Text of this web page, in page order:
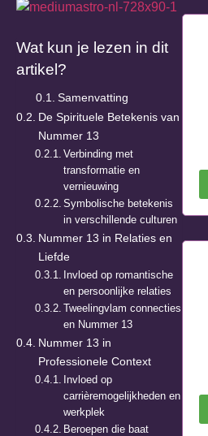
Wat kun je lezen in dit
artikel?
Samenvatting
De Spirituele Betekenis van
Nummer 13
Verbinding met
transformatie en
vernieuwing
Symbolische betekenis
in verschillende culturen
Nummer 13 in Relaties en
Liefde
Invloed op romantische
en persoonlijke relaties
Tweelingvlam connecties
en Nummer 13
Nummer 13 in
Professionele Context
Invloed op
carrièremogelijkheden en
werkplek
Beroepen die baat